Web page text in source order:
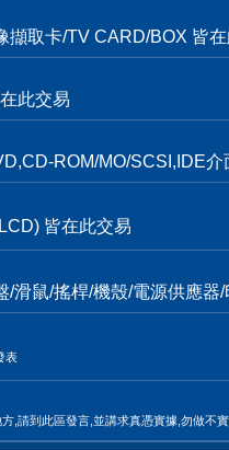
擷取卡/TV CARD/BOX 皆
此交易
ROM/MO/SCSI,IDE介
皆在此交易
/滑鼠/搖桿/機殼/電源供應器
表
,請到此區發言,並講求真憑實據,勿做不